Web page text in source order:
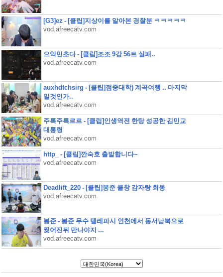
[G3]ez - [클립]지상이를 알아본 경찰분 ㅋㅋㅋㅋㅋ
vod.afreecatv.com
으악민초다 - [클립]조조 9강 56트 실패..
vod.afreecatv.com
auxhdtchsirg - [클립]점중대학) 계곡여행 .. 마지막
일것인가..
vod.afreecatv.com
주륵주륵르르 - [클립]인생역전 한탕 성공한 김민교
대통령
vod.afreecatv.com
http_ - [클립]깐숙호 출발합니다~
vod.afreecatv.com
Deadlift_220 - [클립]봉준 클창 감자탕 회동
vod.afreecatv.com
봉준 - 봉준 무수 텔레파시 인천에서 동서남북으로
찢어진뒤 만나야지 ...
vod.afreecatv.com